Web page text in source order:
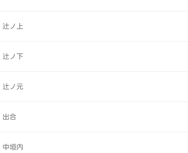
辻ノ上
辻ノ下
辻ノ元
出合
中垣内